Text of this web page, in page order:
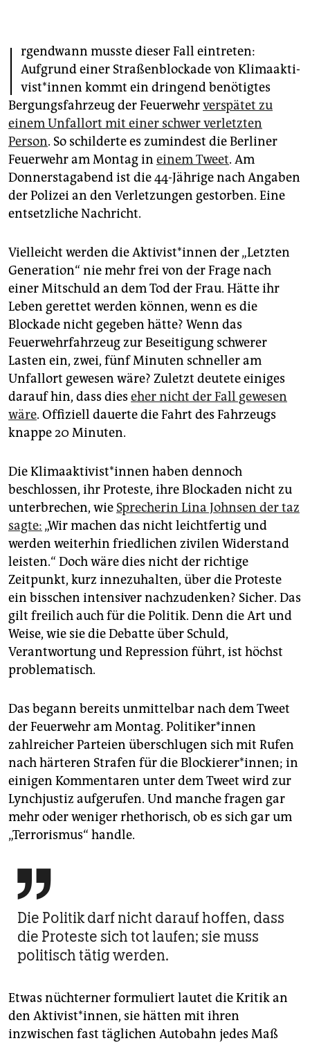
abo
genossenschaft
epaper login
I rgendwann musste dieser Fall eintreten:
Aufgrund einer Straßenblockade von Kli­ma­ak­ti­
vis­t*in­nen kommt ein dringend benötigtes
Bergungsfahrzeug der Feuerwehrverspätet zu
einem Unfallort mit einer schwer verletzten
Person. So schilderte es zumindest die Berliner
Feuerwehr am Montag in einem Tweet. Am
Donnerstagabend ist die 44-Jährige nach Angaben
der Polizei an den Verletzungen gestorben. Eine
entsetzliche Nachricht.
Vielleicht werden die Ak­ti­vis­t*in­nen der „Letzten
Generation“ nie mehr frei von der Frage nach
einer Mitschuld an dem Tod der Frau. Hätte ihr
Leben gerettet werden können, wenn es die
Blockade nicht gegeben hätte? Wenn das
Feuerwehrfahrzeug zur Beseitigung schwerer
Lasten ein, zwei, fünf Minuten schneller am
Unfallort gewesen wäre? Zuletzt deutete einiges
darauf hin, dass dies eher nicht der Fall gewesen
wäre. Offiziell dauerte die Fahrt des Fahrzeugs
knappe 20 Minuten.
Die Kli­ma­ak­ti­vis­t*in­nen haben dennoch
beschlossen, ihr Proteste, ihre Blockaden nicht zu
unterbrechen, wie Sprecherin Lina Johnsen der taz
sagte: „Wir machen das nicht leichtfertig und
werden weiterhin friedlichen zivilen Widerstand
leisten.“ Doch wäre dies nicht der richtige
Zeitpunkt, kurz innezuhalten, über die Proteste
ein bisschen intensiver nachzudenken? Sicher. Das
gilt freilich auch für die Politik. Denn die Art und
Weise, wie sie die Debatte über Schuld,
Verantwortung und Repression führt, ist höchst
problematisch.
Das begann bereits unmittelbar nach dem Tweet
der Feuerwehr am Montag. Po­li­ti­ke­r*in­nen
zahlreicher Parteien überschlugen sich mit Rufen
nach härteren Strafen für die Blockierer*innen; in
einigen Kommentaren unter dem Tweet wird zur
Lynchjustiz aufgerufen. Und manche fragen gar
mehr oder weniger rhethorisch, ob es sich gar um
„Terrorismus“ handle.

Die Politik darf nicht darauf hoffen, dass
die Proteste sich tot laufen; sie muss
politisch tätig werden.
Etwas nüchterner formuliert lautet die Kritik an
den Aktivist*innen, sie hätten mit ihren
inzwischen fast täglichen Autobahn jedes Maß